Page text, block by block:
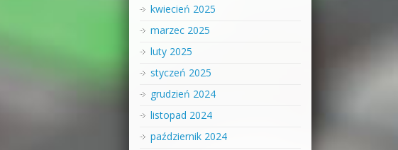
kwiecień 2025
marzec 2025
luty 2025
styczeń 2025
grudzień 2024
listopad 2024
październik 2024